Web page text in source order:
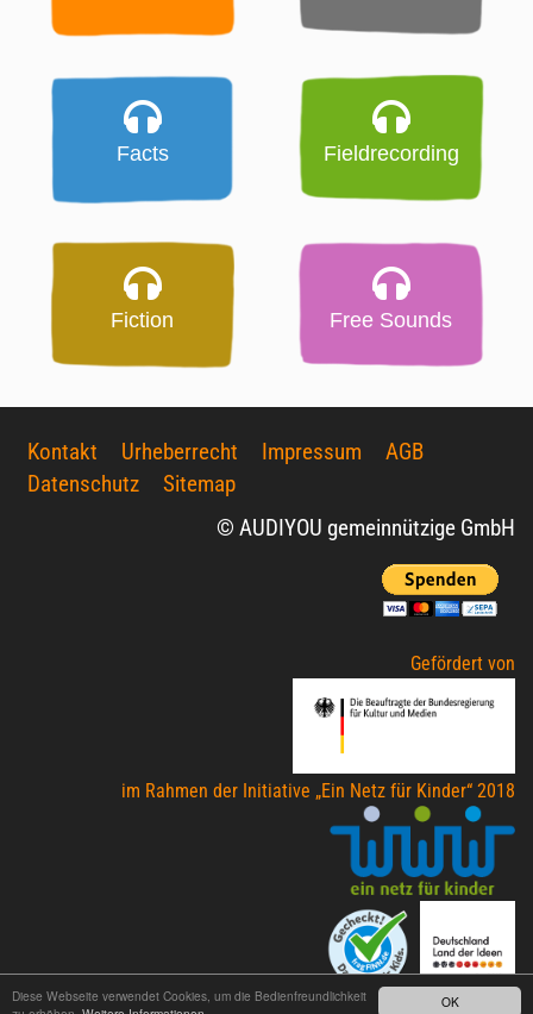
OK
Diese Webseite verwendet Cookies, um die Bedienfreundlichkeit
Facts Fieldrecording
Fiction Free Sounds
Kontakt Urheberrecht Impressum
AGB
Datenschutz
Sitemap
© AUDIYOU gemeinnützige GmbH
Gefördert von
im Rahmen der Initiative „Ein Netz für Kinder“ 2018